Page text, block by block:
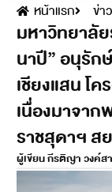
หน้าแรก ข่า
มหาวิทยาลัย
นาปี” อนุรัก
เชียงแสน โ
เนื่องมาจาก
ราชสุดาฯ ส
ผู้เขียนกีรติญา วงค์ส